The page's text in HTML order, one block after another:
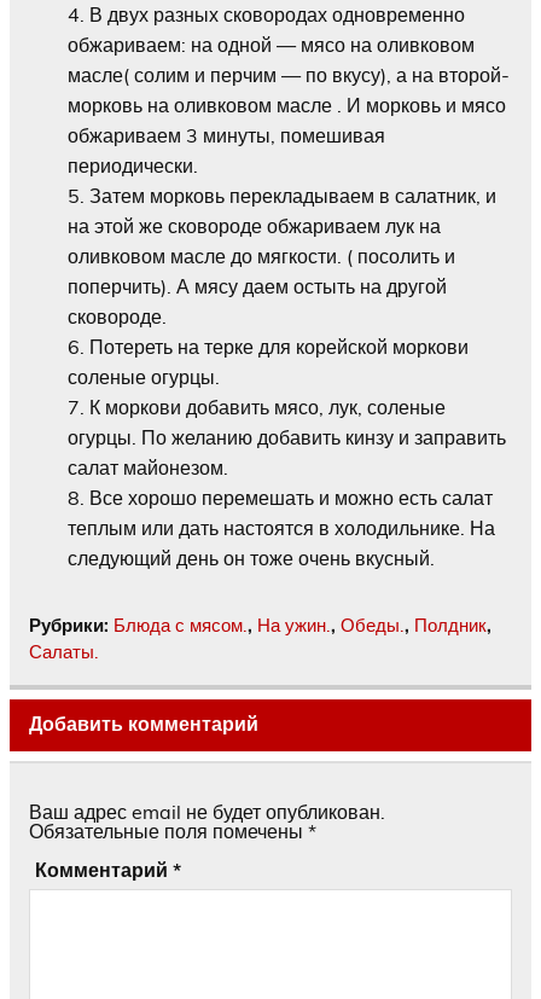
В двух разных сковородах одновременно
обжариваем: на одной — мясо на оливковом
масле( солим и перчим — по вкусу), а на второй-
морковь на оливковом масле . И морковь и мясо
обжариваем 3 минуты, помешивая
периодически.
Затем морковь перекладываем в салатник, и
на этой же сковороде обжариваем лук на
оливковом масле до мягкости. ( посолить и
поперчить). А мясу даем остыть на другой
сковороде.
Потереть на терке для корейской моркови
соленые огурцы.
К моркови добавить мясо, лук, соленые
огурцы. По желанию добавить кинзу и заправить
салат майонезом.
Все хорошо перемешать и можно есть салат
теплым или дать настоятся в холодильнике. На
следующий день он тоже очень вкусный.
Рубрики: Блюда с мясом. , На ужин. , Обеды. , Полдник,
Салаты.
Добавить комментарий
Ваш адрес email не будет опубликован.
Обязательные поля помечены *
Комментарий *